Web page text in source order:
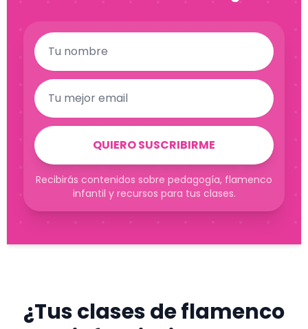
Nombre
Correo electrónico
QUIERO SUSCRIBIRME
Recibirás contenidos sobre pedagogía, flamenco
infantil y recursos para tus clases.
¿Tus clases de flamenco